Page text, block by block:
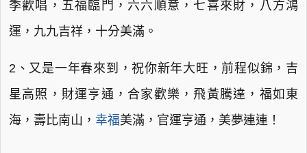
季歡唱，五福臨門，六六順意，七喜來財，八方鴻
運，九九吉祥，十分美滿。
2、又是一年春來到，祝你新年大旺，前程似錦，吉
星高照，財運亨通，合家歡樂，飛黃騰達，福如東
海，壽比南山， 幸福美滿，官運亨通，美夢連連！